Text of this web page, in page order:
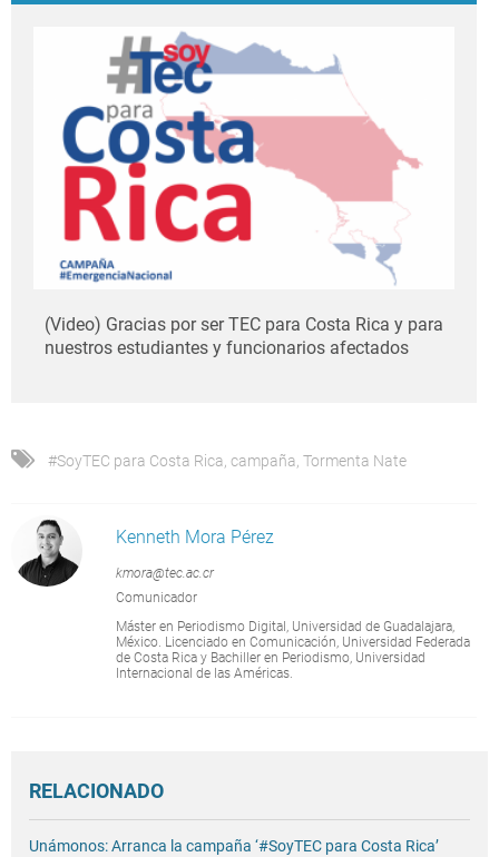
(Video) Gracias por ser TEC para Costa Rica y para
nuestros estudiantes y funcionarios afectados
#SoyTEC para Costa Rica, campaña, Tormenta Nate
Kenneth Mora Pérez
kmora@tec.ac.cr
Comunicador
Máster en Periodismo Digital, Universidad de Guadalajara,
México. Licenciado en Comunicación, Universidad Federada
de Costa Rica y Bachiller en Periodismo, Universidad
Internacional de las Américas.
RELACIONADO
Unámonos: Arranca la campaña ‘#SoyTEC para Costa Rica’